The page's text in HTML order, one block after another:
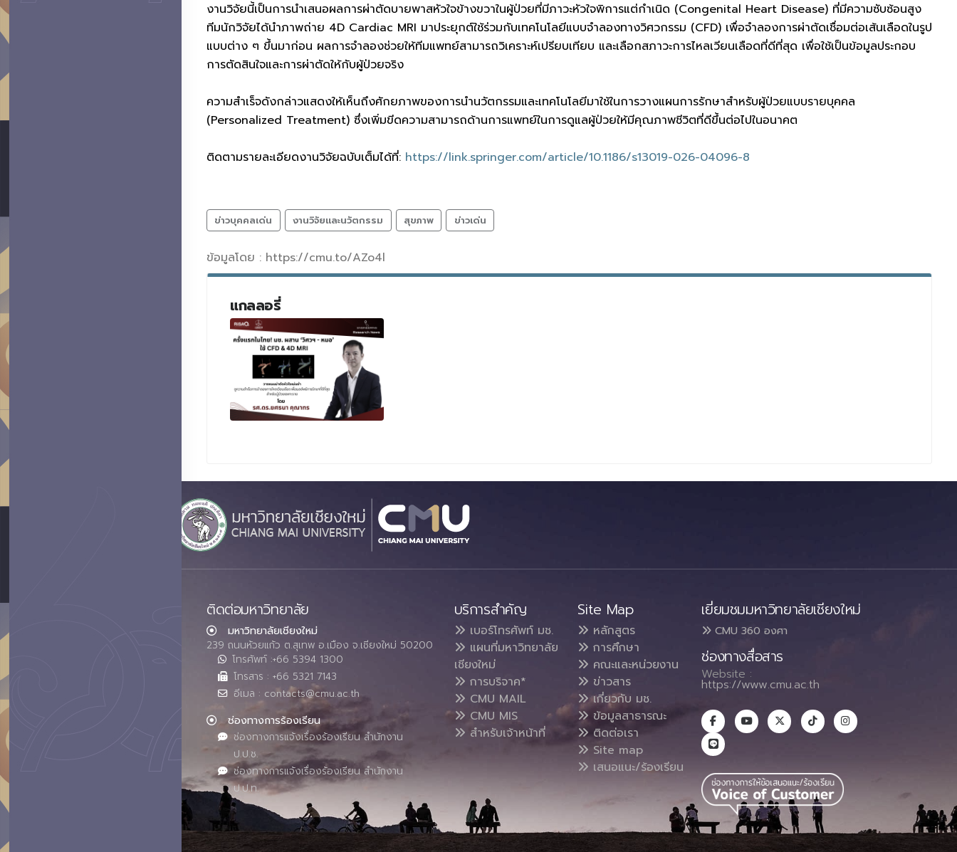
งานวิจัยนี้เป็นการนำเสนอผลการผ่าตัดบายพาสหัวใจข้างขวาในผู้ป่วยที่มีภาวะหัวใจพิการแต่กำเนิด (Congenital Heart Disease) ที่มีความซับซ้อนสูง
ทีมนักวิจัยได้นำภาพถ่าย 4D Cardiac MRI มาประยุกต์ใช้ร่วมกับเทคโนโลยีแบบจำลองทางวิศวกรรม (CFD) เพื่อจำลองการผ่าตัดเชื่อมต่อเส้นเลือดในรูป
แบบต่าง ๆ ขึ้นมาก่อน ผลการจำลองช่วยให้ทีมแพทย์สามารถวิเคราะห์เปรียบเทียบ และเลือกสภาวะการไหลเวียนเลือดที่ดีที่สุด เพื่อใช้เป็นข้อมูลประกอบ
การตัดสินใจและการผ่าตัดให้กับผู้ป่วยจริง
ความสำเร็จดังกล่าวแสดงให้เห็นถึงศักยภาพของการนำนวัตกรรมและเทคโนโลยีมาใช้ในการวางแผนการรักษาสำหรับผู้ป่วยแบบรายบุคคล
(Personalized Treatment) ซึ่งเพิ่มขีดความสามารถด้านการแพทย์ในการดูแลผู้ป่วยให้มีคุณภาพชีวิตที่ดีขึ้นต่อไปในอนาคต
ติดตามรายละเอียดงานวิจัยฉบับเต็มได้ที่: https://link.springer.com/article/10.1186/s13019-026-04096-8
ข่าวบุคคลเด่น งานวิจัยและนวัตกรรม สุขภาพ ข่าวเด่น
ข้อมูลโดย : https://cmu.to/AZo4l
แกลลอรี่
ติดต่อมหาวิทยาลัย
มหาวิทยาลัยเชียงใหม่
239 ถนนห้วยแก้ว ต.สุเทพ อ.เมือง จ.เชียงใหม่ 50200
โทรศัพท์ :+66 5394 1300
โทรสาร : +66 5321 7143
อีเมล : contacts@cmu.ac.th
ช่องทางการร้องเรียน
ช่องทางการแจ้งเรื่องร้องเรียน สำนักงาน
ป.ป.ช.
ช่องทางการแจ้งเรื่องร้องเรียน สำนักงาน
ป.ป.ท.
บริการสำคัญ
เบอร์โทรศัพท์ มช.
แผนที่มหาวิทยาลัย
เชียงใหม่
การบริจาค*
CMU MAIL
CMU MIS
สำหรับเจ้าหน้าที่
Site Map
หลักสูตร
การศึกษา
คณะและหน่วยงาน
ข่าวสาร
เกี่ยวกับ มช.
ข้อมูลสาธารณะ
ติดต่อเรา
Site map
เสนอแนะ/ร้องเรียน
เยี่ยมชมมหาวิทยาลัยเชียงใหม่
CMU 360 องศา
ช่องทางสื่อสาร
Website :
https://www.cmu.ac.th